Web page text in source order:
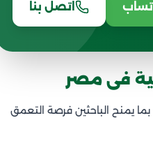
اتصل بنا
فى مصر
يمنح الباحثين فرصة التعمق